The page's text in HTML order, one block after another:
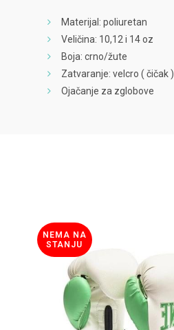
Materijal: poliuretan
Veličina: 10,12 i 14 oz
Boja: crno/žute
Zatvaranje: velcro ( čičak )
Ojačanje za zglobove
NEMA NA
STANJU